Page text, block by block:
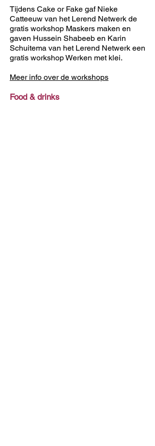
Tijdens Cake or Fake gaf Nieke
Catteeuw van het Lerend Netwerk de
gratis workshop Maskers maken en
gaven Hussein Shabeeb en Karin
Schuitema van het Lerend Netwerk een
gratis workshop Werken met klei.
Meer info over de workshops
Food & drinks